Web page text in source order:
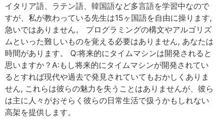
イタリア語、ラテン語、韓国語など多言語を学習中なので
すが、私が教わっている先生は15ヶ国語を自由に操ります,
急いではありません。 プログラミングの構文やアルゴリズ
ムといった難しいものを覚える必要はありません, あなたは
時間があります。 Q:将来的にタイムマシンは開発されると
思いますか？A:もし将来的にタイムマシンが開発されてい
るとすれば現代や過去で発見されていてもおかしくありま
せん, これらは彼らの魅力を失うことはありませんが、彼ら
は主に人々がおそらく彼らの日常生活で扱うかもしれない
高架を提供します。